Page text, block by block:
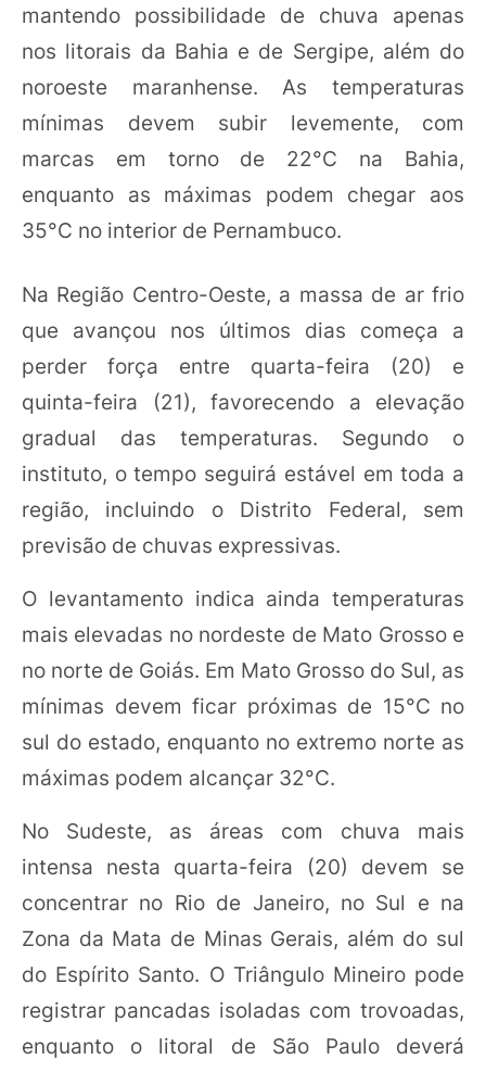
mantendo possibilidade de chuva apenas
nos litorais da Bahia e de Sergipe, além do
noroeste maranhense. As temperaturas
mínimas devem subir levemente, com
marcas em torno de 22°C na Bahia,
enquanto as máximas podem chegar aos
35°C no interior de Pernambuco.
Na Região Centro-Oeste, a massa de ar frio
que avançou nos últimos dias começa a
perder força entre quarta-feira (20) e
quinta-feira (21), favorecendo a elevação
gradual das temperaturas. Segundo o
instituto, o tempo seguirá estável em toda a
região, incluindo o Distrito Federal, sem
previsão de chuvas expressivas.
O levantamento indica ainda temperaturas
mais elevadas no nordeste de Mato Grosso e
no norte de Goiás. Em Mato Grosso do Sul, as
mínimas devem ficar próximas de 15°C no
sul do estado, enquanto no extremo norte as
máximas podem alcançar 32°C.
No Sudeste, as áreas com chuva mais
intensa nesta quarta-feira (20) devem se
concentrar no Rio de Janeiro, no Sul e na
Zona da Mata de Minas Gerais, além do sul
do Espírito Santo. O Triângulo Mineiro pode
registrar pancadas isoladas com trovoadas,
enquanto o litoral de São Paulo deverá